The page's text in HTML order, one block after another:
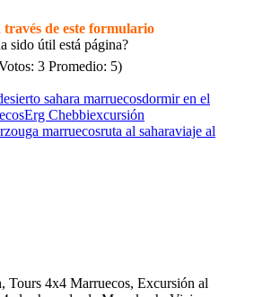
de este formulario
sido útil está página?
3Promedio: 5)
sahara marruecosdormir en el
Erg Chebbiexcursión
marruecosruta al saharaviaje al
Tours 4x4 Marruecos, Excursión al